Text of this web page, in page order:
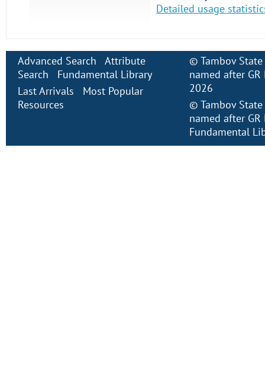
Detailed usage
Advanced Search
Attribute
Search
Fundamental Library
Last Arrivals
Most Popular
Resources
© Tambov
named after
2026
© Tambov
named after
Fundamental